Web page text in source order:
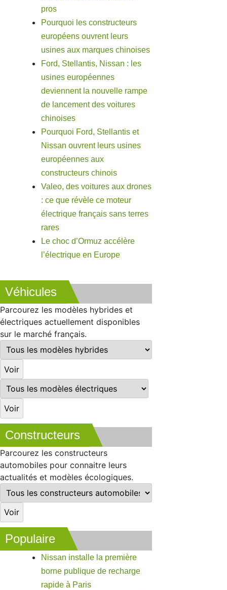
pros
Pourquoi les constructeurs
européens ouvrent leurs
usines aux marques chinoises
Ford, Stellantis, Nissan : les
usines européennes
deviennent la nouvelle rampe
de lancement des voitures
chinoises
Pourquoi Ford, Stellantis et
Nissan ouvrent leurs usines
européennes aux
constructeurs chinois
Valeo, des voitures aux drones
: ce que révèle ce moteur
électrique français sans terres
rares
Le choc d’Ormuz accélère
l’électrique en Europe
Véhicules
Parcourez les modèles hybrides et
électriques actuellement disponibles
sur le marché français.
Constructeurs
Parcourez les constructeurs
automobiles pour connaitre leurs
actualités et modèles écologiques.
Populaire
Nissan installe la première
borne publique de recharge
rapide à Paris